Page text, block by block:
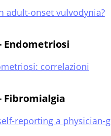
adult-onset vulvodynia?
Endometriosi
correlazioni
Fibromialgia
reporting a